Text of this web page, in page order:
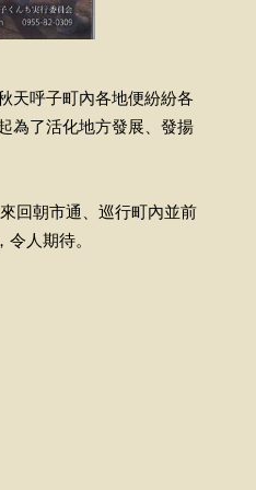
天呼子町內各地便紛紛各
為了活化地方發展、發揚
回朝市通、巡行町內並前
人期待。